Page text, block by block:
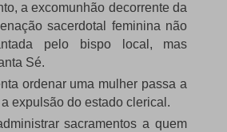
a excomunhão decorrente da
sacerdotal feminina não
pelo bispo local, mas
Sé.
ordenar uma mulher passa a
expulsão do estado clerical.
sacramentos a quem